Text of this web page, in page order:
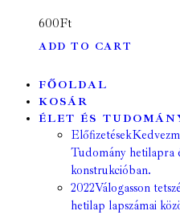
600Ft
ADD TO CART
FŐOLDAL
KOSÁR
ÉLET ÉS
Előfizetések
Tudomány hetilapra
konstrukcióban.
2022Válogasson
hetilap lapszámai